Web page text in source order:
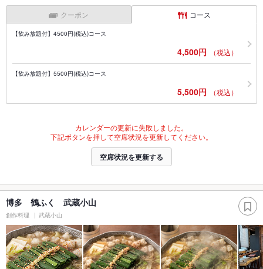
クーポン コース
【飲み放題付】4500円(税込)コース
4,500円 （税込）
【飲み放題付】5500円(税込)コース
5,500円 （税込）
カレンダーの更新に失敗しました。
下記ボタンを押して空席状況を更新してください。
空席状況を更新する
博多 鶴ふく 武蔵小山
創作料理 武蔵小山